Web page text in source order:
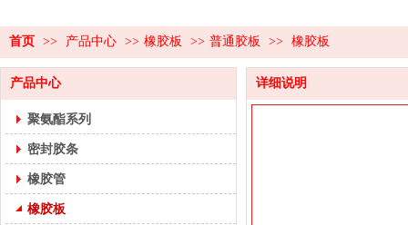
首页 >> 产品中心 >> 橡胶板 >> 普通胶板 >> 橡胶板
产品中心
聚氨酯系列
密封胶条
橡胶管
橡胶板
详细说明